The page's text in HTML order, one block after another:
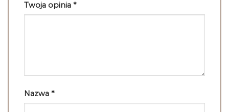
Twoja opinia *
Nazwa *